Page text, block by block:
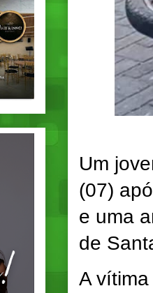
Um
(07)
e uma
de
A